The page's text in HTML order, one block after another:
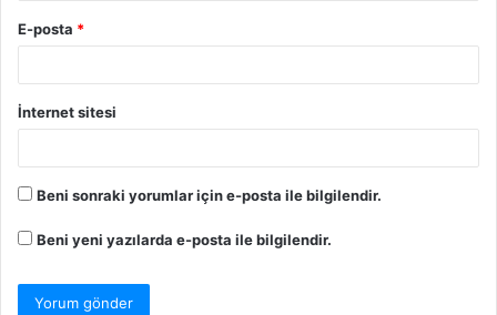
E-posta *
İnternet sitesi
Beni sonraki yorumlar için e-posta ile bilgilendir.
Beni yeni yazılarda e-posta ile bilgilendir.